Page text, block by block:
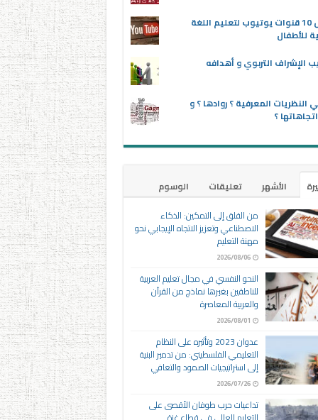
أفضل 10 قنوات يوتيوب لتعليم اللغة
للأطفال
الإشراف التربوي و أهدافه
النظريات المعرفية ؟ روادها ؟ و
؟
الأشهر تعليقات
الوسوم
من القلق إلى التمكين: الذكاء
الاصطناعي وتعزيز الاتجاه الإيجابي نحو
مهنة التعليم
2026/08/06
النحو النفسي في مجال تعليم العربية
للناطقين بغيرها نماذج من القرآن
والعربية المعاصرة
2026/08/01
عدوان 2023 وتأثيره على النظام
التعليمي الفلسطيني: من تدمير البنية
إلى استراتيجيات الصمود والتعافي
2026/07/26
تداعيات حرب طوفان الأقصى على